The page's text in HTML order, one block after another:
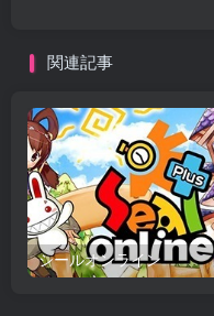
関連記事
シールオンライン